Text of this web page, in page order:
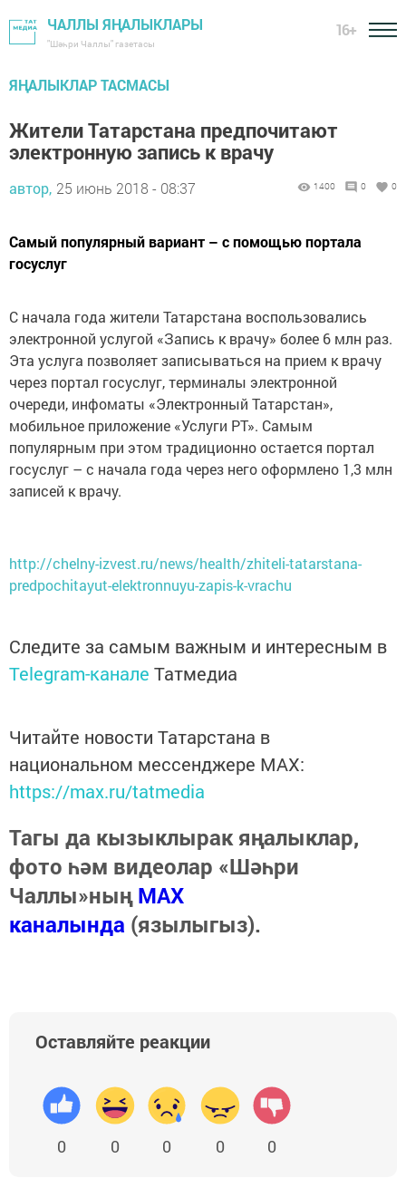
ЧАЛЛЫ ЯҢАЛЫКЛАРЫ
"Шәһри Чаллы" газетасы
16+
ЯҢАЛЫКЛАР ТАСМАСЫ
Жители Татарстана предпочитают
электронную запись к врачу
автор, 25 июнь 2018 - 08:37 1400 0 0
Самый популярный вариант – с помощью портала
госуслуг
С начала года жители Татарстана воспользовались
электронной услугой «Запись к врачу» более 6 млн раз.
Эта услуга позволяет записываться на прием к врачу
через портал госуслуг, терминалы электронной
очереди, инфоматы «Электронный Татарстан»,
мобильное приложение «Услуги РТ». Самым
популярным при этом традиционно остается портал
госуслуг – с начала года через него оформлено 1,3 млн
записей к врачу.
http://chelny-izvest.ru/news/health/zhiteli-tatarstana-
predpochitayut-elektronnuyu-zapis-k-vrachu
Следите за самым важным и интересным в
Telegram-канале Татмедиа
Читайте новости Татарстана в
национальном мессенджере MАХ:
https://max.ru/tatmedia
Тагы да кызыклырак яңалыклар,
фото һәм видеолар «Шәһри
Чаллы»ныңMAX
каналында (язылыгыз).
Оставляйте реакции
0 0 0 0 0